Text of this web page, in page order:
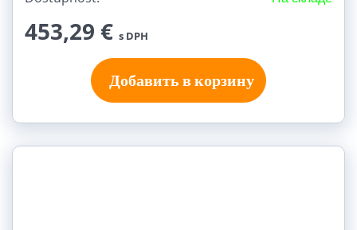
453,29 € s DPH
Добавить в корзину